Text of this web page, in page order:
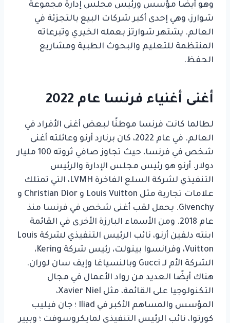
وهو أيضًا مؤسس ورئيس مجلس إدارة مجموعة
شوارز، وهي إحدى أكبر شركات البيع بالتجزئة في
العالم. يشتهر شوارتز بعمله الخيري وتبرعاته
المنتظمة للتعليم والبحوث الطبية ومشاريع
الحفظ.
أغنى أغنياء فرنسا عام 2022
لطالما كانت فرنسا موطنًا لبعض أغنى الأفراد في
العالم. في عام 2022، كان برنارد أرنو وعائلته أغنى
شخص في فرنسا، حيث تجاوز صافي ثروته 100 مليار
دولار. أرنو هو رئيس مجلس الإدارة والرئيس
التنفيذي لشركة السلع الفاخرة LVMH، التي تمتلك
علامات تجارية مثل Louis Vuitton و Christian Dior و
Givenchy. يحمل لقب أغنى شخص في فرنسا منذ
عام 2018. ومن الأسماء البارزة الأخرى في القائمة
ابنته دلفين أرنو، نائب الرئيس التنفيذي لشركة Louis
Vuitton، وفرانسوا بينولت، رئيس شركة Kering،
الشركة الأم لـ Gucci وبالنسياغا وإيف سان لوران.
هناك أيضًا العديد من رواد الأعمال في مجال
التكنولوجيا على القائمة، مثل Xavier Niel،
المؤسس والمساهم الأكبر في Iliad ؛ جان فيليب
كورتوا، نائب الرئيس التنفيذي لمايكروسوفت ؛ وبيير